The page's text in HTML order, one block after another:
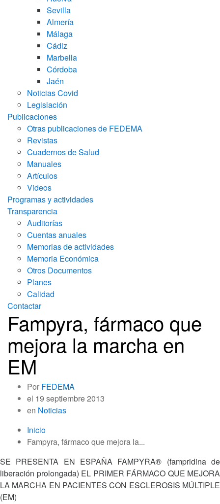
Sevilla
Almería
Málaga
Cádiz
Marbella
Córdoba
Jaén
Noticias Covid
Legislación
Publicaciones
Otras publicaciones de FEDEMA
Revistas
Cuadernos de Salud
Manuales
Artículos
Videos
Programas y actividades
Transparencia
Auditorías
Cuentas anuales
Memorias de actividades
Memoria Económica
Otros Documentos
Planes
Calidad
Contactar
Fampyra, fármaco que
mejora la marcha en
EM
Por FEDEMA
el 19 septiembre 2013
en Noticias
Inicio
Fampyra, fármaco que mejora la...
SE PRESENTA EN ESPAÑA FAMPYRA® (fampridina de
liberación prolongada) EL PRIMER FÁRMACO QUE MEJORA
LA MARCHA EN PACIENTES CON ESCLEROSIS MÚLTIPLE
(EM)